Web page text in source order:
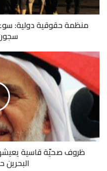
منظمة حقوقية دولية:
ظروف صحيّة قاسية